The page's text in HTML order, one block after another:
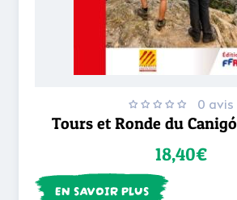
0 avis
Tours et Ronde du Canigó
18,40€
EN SAVOIR PLUS